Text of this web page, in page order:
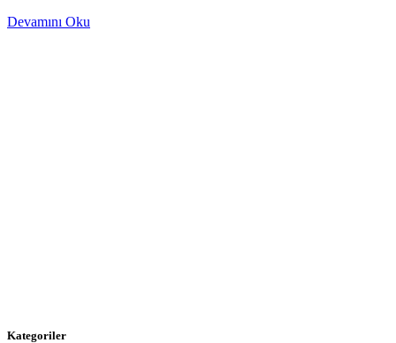
Devamını Oku
Kategoriler